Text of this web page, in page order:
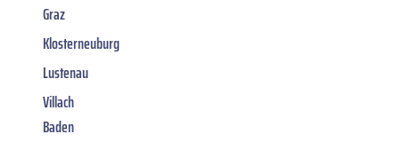
Graz
Klosterneuburg
Lustenau
Villach
Baden